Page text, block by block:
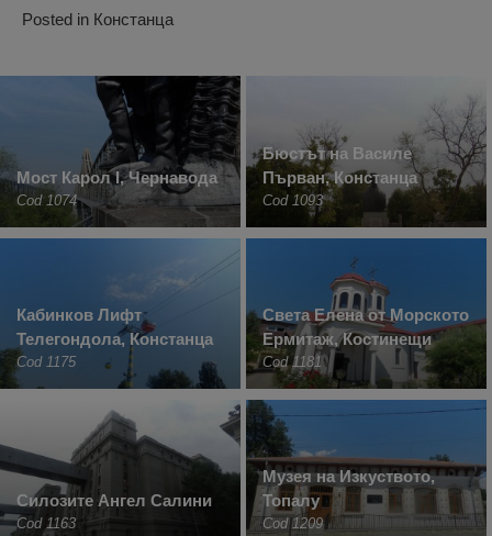
Posted in Констанца
Мост Карол I, Чернавода
Cod 1074
Бюстът на Василе
Първан, Констанца
Cod 1093
Кабинков Лифт
Телегондола, Констанца
Cod 1175
Света Елена от Морското
Ермитаж, Костинещи
Cod 1181
Силозите Ангел Салини
Cod 1163
Музея на Изкуството,
Топалу
Cod 1209